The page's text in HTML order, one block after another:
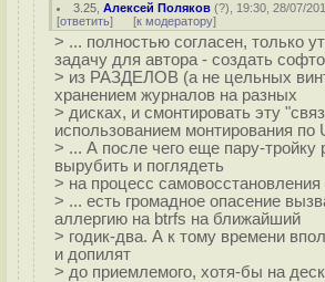
3.25 ,Алексей Поляков (?), 19:30, 28/07/
[ответить] [к модератору]
> ... полностью согласен, только
задачу для автора - создать
> из РАЗДЕЛОВ (а не цельных
хранением журналов на разных
> дисках, и смонтировать эту
использованием монтирования по
> ... А после чего еще пару-тройку
вырубить и поглядеть
> на процесс самовосстановления
> ... есть громадное опасение
аллергию на btrfs на ближайший
> годик-два. А к тому времени
и допилят
> до приемлемого, хотя-бы на